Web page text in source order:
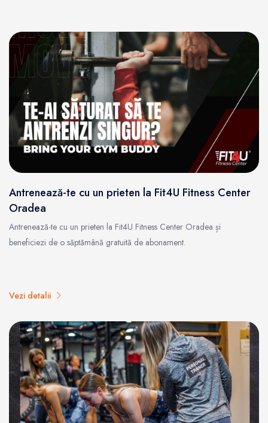
Antrenează-te cu un prieten la Fit4U Fitness Center
Oradea
Antrenează-te cu un prieten la Fit4U Fitness Center Oradea și
beneficiezi de o săptămână gratuită de abonament.
Vezi detalii